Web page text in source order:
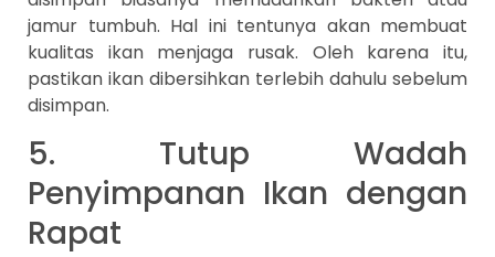
jamur tumbuh. Hal ini tentunya akan membuat
kualitas ikan menjaga rusak. Oleh karena itu,
pastikan ikan dibersihkan terlebih dahulu sebelum
disimpan.
5. Tutup Wadah
Penyimpanan Ikan dengan
Rapat